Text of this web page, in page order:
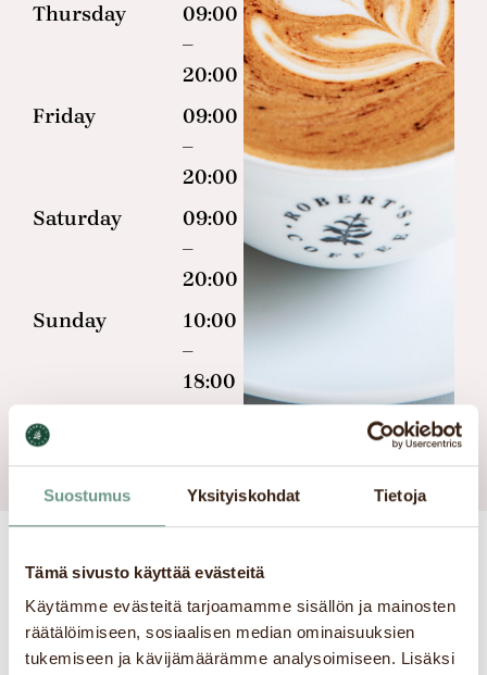
Suostumus Yksityiskohdat Tietoja
Tämä sivusto käyttää evästeitä
Käytämme evästeitä tarjoamamme sisällön ja mainosten
räätälöimiseen, sosiaalisen median ominaisuuksien
tukemiseen ja kävijämäärämme analysoimiseen. Lisäksi
Thursday
09:00
–
20:00
Friday
09:00
–
20:00
Saturday
09:00
–
20:00
Sunday
10:00
–
18:00
Address information
Helsinki Itis Bulevardi